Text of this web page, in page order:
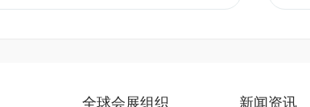
全球会展组织 新闻资讯